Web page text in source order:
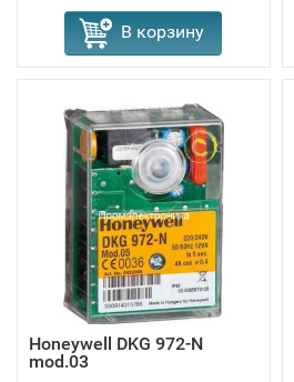
В корзину
Honeywell DKG 972-N
mod.03